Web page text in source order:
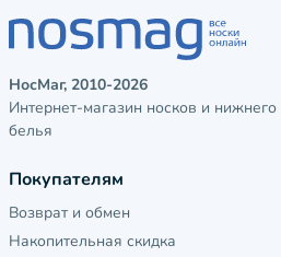
НосМаг, 2010-2026
Интернет-магазин носков и нижнего
белья
Покупателям
Возврат и обмен
Накопительная скидка